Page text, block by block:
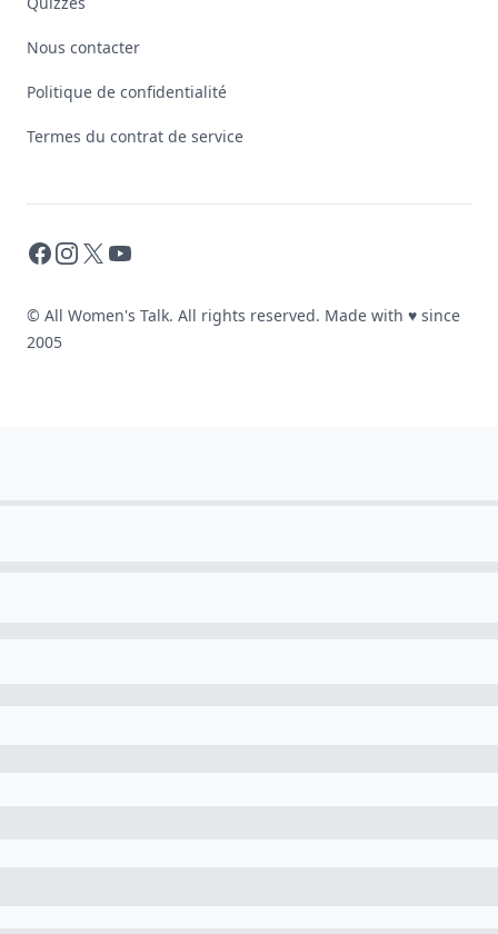
Nous contacter
Politique de confidentialité
Termes du contrat de service
Facebook
Instagram
X YouTube
© All Women's Talk. All rights reserved. Made with ♥ since
2005